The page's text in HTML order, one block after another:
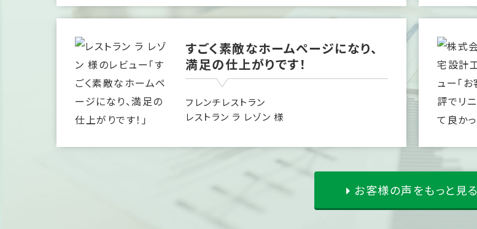
すごく素敵なホームページになり、
満足の仕上がりです！
フレンチレストラン
レストラン ラ レゾン 様
お客様の声をもっと見る